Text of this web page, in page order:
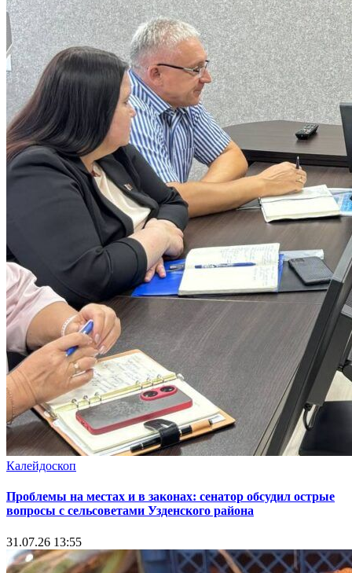
Калейдоскоп
Проблемы на местах и в законах: сенатор обсудил острые
вопросы с сельсоветами Узденского района
31.07.26 13:55